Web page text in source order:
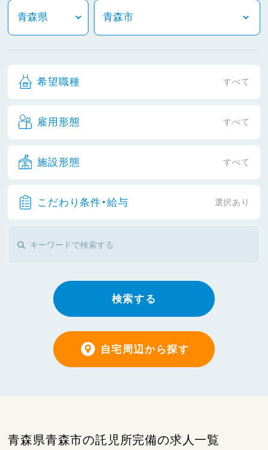
希望職種 すべて
雇用形態 すべて
施設形態 すべて
こだわり条件・給与 選択あり
検索する
自宅周辺から探す
青森県青森市の託児所完備の求人一覧